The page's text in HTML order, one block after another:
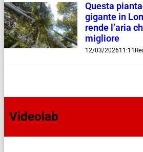
Questa
gigante in
rende l’aria
migliore
12/03/202611:11
Videolab